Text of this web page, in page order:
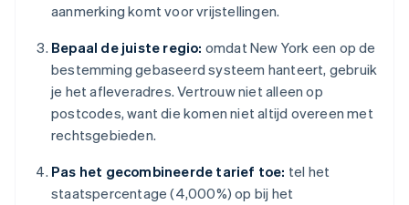
aanmerking komt voor vrijstellingen.
Bepaal de juiste regio: omdat New York een op de
bestemming gebaseerd systeem hanteert, gebruik
je het afleveradres. Vertrouw niet alleen op
postcodes, want die komen niet altijd overeen met
rechtsgebieden.
Pas het gecombineerde tarief toe: tel het
staatspercentage (4,000%) op bij het